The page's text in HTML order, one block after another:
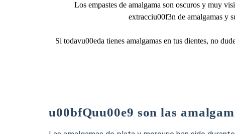
Los empastes de amalgama son oscuros y muy
extracciu00f3n de amalgamas y
Si todavu00eda tienes amalgamas en tus dientes, no
u00bfQuu00e9 son las